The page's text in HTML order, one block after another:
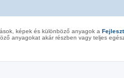
képek és különböző anyagok a
anyagokat akár részben vagy teljes